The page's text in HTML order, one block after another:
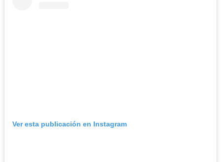
Ver esta publicación en Instagram